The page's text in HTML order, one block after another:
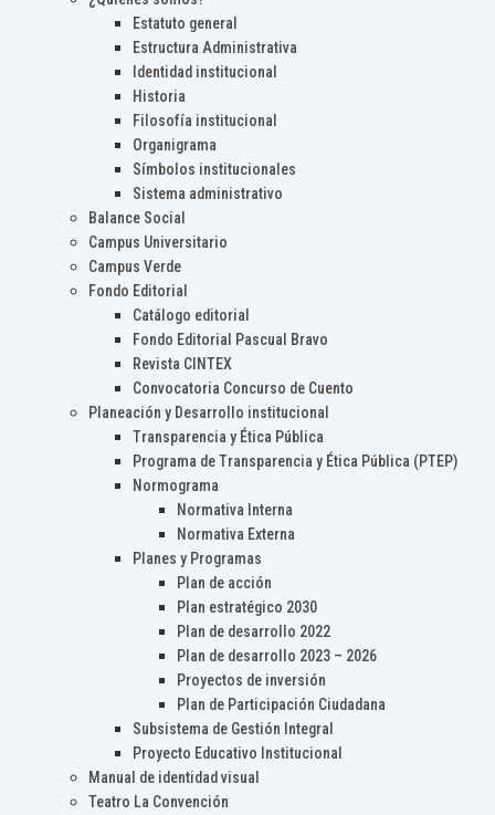
Estatuto general
Estructura Administrativa
Identidad institucional
Historia
Filosofía institucional
Organigrama
Símbolos institucionales
Sistema administrativo
Balance Social
Campus Universitario
Campus Verde
Fondo Editorial
Catálogo editorial
Fondo Editorial Pascual Bravo
Revista CINTEX
Convocatoria Concurso de Cuento
Planeación y Desarrollo institucional
Transparencia y Ética Pública
Programa de Transparencia y Ética Pública (PTEP)
Normograma
Normativa Interna
Normativa Externa
Planes y Programas
Plan de acción
Plan estratégico 2030
Plan de desarrollo 2022
Plan de desarrollo 2023 – 2026
Proyectos de inversión
Plan de Participación Ciudadana
Subsistema de Gestión Integral
Proyecto Educativo Institucional
Manual de identidad visual
Teatro La Convención